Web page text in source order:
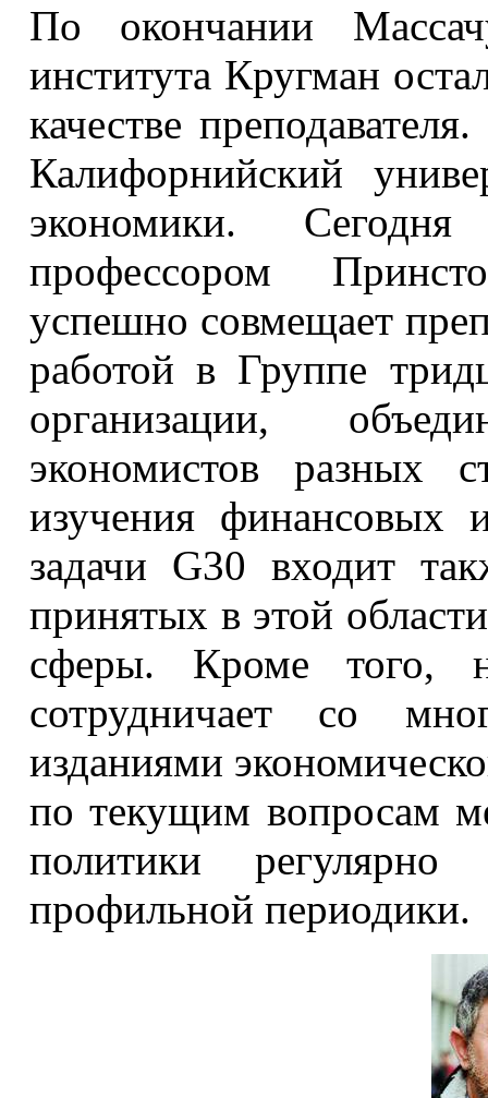
По окончании
института Кругман
качестве
Калифорнийский
экономики.
профессором
успешно совмещает
работой в Группе
организации,
экономистов разных
изучения финансовых
задачи G30 входит
принятых в этой
сферы. Кроме того,
сотрудничает со
изданиями
по текущим вопросам
политики
профильной периодики.